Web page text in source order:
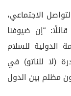
الاجتماعي،
“إن ضيوفنا
الدولية للسلام
(لا للناتو) في
مظلم بين الدول